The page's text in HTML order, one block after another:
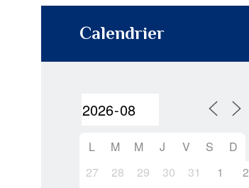
Calendrier
L M M J V S
D
27
28 29 30 31 1
2